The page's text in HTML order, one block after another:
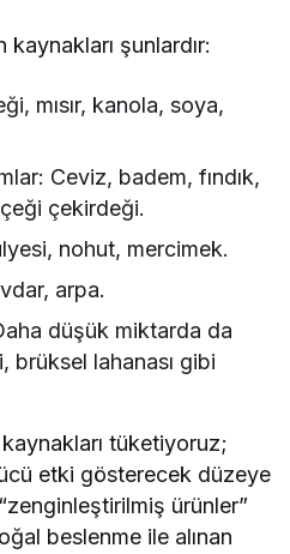
şunlardır:
mısır, kanola, soya,
Ceviz, badem, fındık,
çekirdeği.
nohut, mercimek.
arpa.
düşük miktarda da
lahanası gibi
tüketiyoruz;
etki gösterecek düzeye
ürünler”
beslenme ile alınan